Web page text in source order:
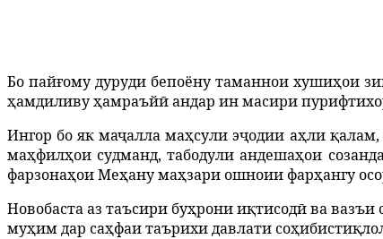
Бо пайғому дуруди бепоёну таманнои хушиҳои
ҳамдиливуҳамраъйӣандар ин масири
Ингор бо як маҷалла маҳсули эҷодии аҳли қалам,
маҳфилҳои судманд,табодули андешаҳои
фарзонаҳоиМеҳанумаҳзариошноиифарҳангу
Новобаста аз таъсири буҳронииқтисодӣвавазъи
муҳимдар саҳфаитаърихидавлатисоҳибистиқ